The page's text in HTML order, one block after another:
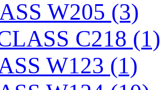
W205 (3)
C218 (1)
W123 (1)